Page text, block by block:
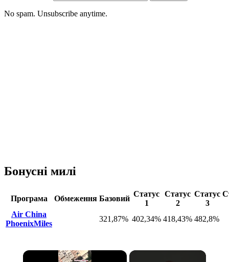
No spam. Unsubscribe anytime.
Бонусні милі
Програма Обмеження Базовий
Статус
1
Статус
2
Статус
3
Air China
PhoenixMiles
321,87% 402,34% 418,43% 482,8%
×